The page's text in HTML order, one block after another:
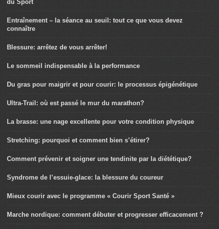
du Sport
Entraînement – la séance au seuil: tout ce que vous devez
connaître
Blessure: arrêtez de vous arrêter!
Le sommeil indispensable à la performance
Du gras pour maigrir et pour courir: le processus épigénétique
Ultra-Trail: où est passé le mur du marathon?
La brasse: une nage excellente pour votre condition physique
Stretching: pourquoi et comment bien s’étirer?
Comment prévenir et soigner une tendinite par la diététique?
Syndrome de l’essuie-glace: la blessure du coureur
Mieux courir avec le programme « Courir Sport Santé »
Marche nordique: comment débuter et progresser efficacement ?